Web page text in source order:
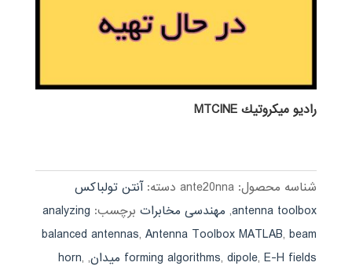
راديو ميكروتيك MTCINE
شناسه محصول: ante20nna دسته:آنتن تولباکس
antenna toolbox
, مهندسی مخابرات برچسب: analyzing
balanced antennas,Antenna Toolbox MATLAB,beam
forming algorithms,dipole,E-H fields میدان ,
horn,